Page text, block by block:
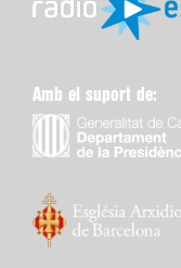
Amb el suport de: